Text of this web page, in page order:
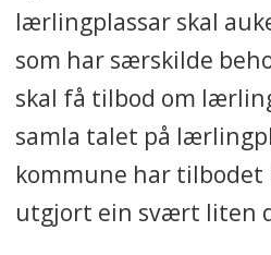
lærlingplassar skal
som har særskilde
skal få tilbod om
samla talet på
kommune har tilbodet
utgjort ein svært liten